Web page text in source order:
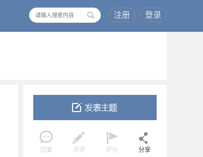
注册 登录
回复 点评 评分 分享